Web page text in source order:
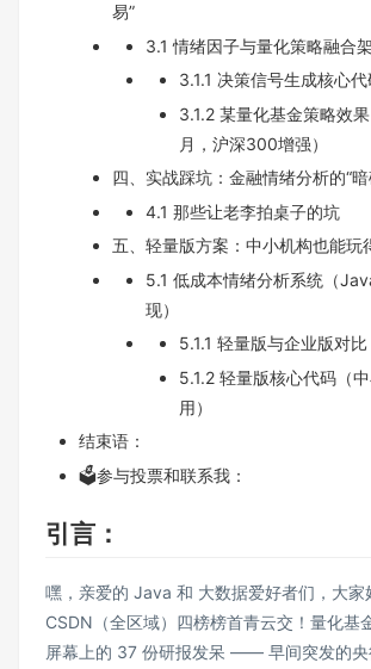
易”
3.1 情绪因子与量化策略融合
3.1.1 决策信号生成核心
3.1.2 某量化基金策略效
月，沪深300增强）
四、实战踩坑：金融情绪分析的“暗
4.1 那些让老李拍桌子的坑
五、轻量版方案：中小机构也能玩
5.1 低成本情绪分析系统（
现）
5.1.1 轻量版与企业版对比
5.1.2 轻量版核心代码（
用）
结束语：
🗳️参与投票和联系我：
引言：
嘿，亲爱的 Java 和 大数据爱好者们，大家
CSDN（全区域）四榜榜首青云交！量化基
屏幕上的 37 份研报发呆 —— 早间突发的央